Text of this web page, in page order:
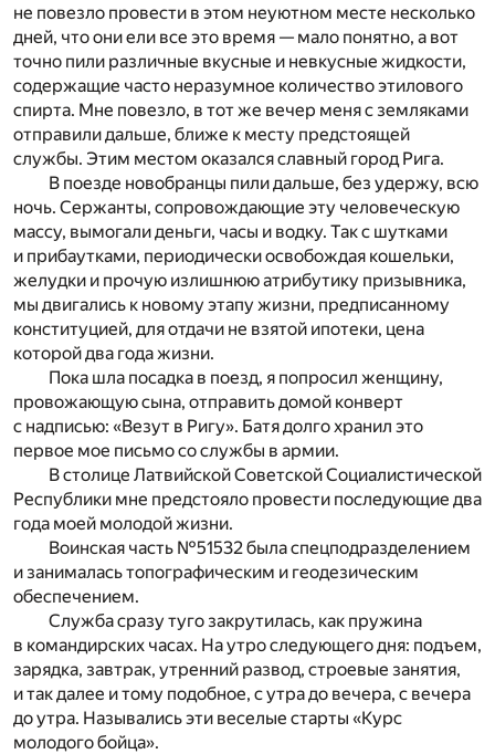
не повезло провести в этом неуютном месте несколько
дней, что они ели все это время — мало понятно, а вот
точно пили различные вкусные и невкусные жидкости,
содержащие часто неразумное количество этилового
спирта. Мне повезло, в тот же вечер меня с земляками
отправили дальше, ближе к месту предстоящей
службы. Этим местом оказался славный город Рига.
В поезде новобранцы пили дальше, без удержу, всю
ночь. Сержанты, сопровождающие эту человеческую
массу, вымогали деньги, часы и водку. Так с шутками
и прибаутками, периодически освобождая кошельки,
желудки и прочую излишнюю атрибутику призывника,
мы двигались к новому этапу жизни, предписанному
конституцией, для отдачи не взятой ипотеки, цена
которой два года жизни.
Пока шла посадка в поезд, я попросил женщину,
провожающую сына, отправить домой конверт
с надписью: «Везут в Ригу». Батя долго хранил это
первое мое письмо со службы в армии.
В столице Латвийской Советской Социалистической
Республики мне предстояло провести последующие два
года моей молодой жизни.
Воинская часть №51532 была спецподразделением
и занималась топографическим и геодезическим
обеспечением.
Служба сразу туго закрутилась, как пружина
в командирских часах. На утро следующего дня: подъем,
зарядка, завтрак, утренний развод, строевые занятия,
и так далее и тому подобное, с утра до вечера, с вечера
до утра. Назывались эти веселые старты «Курс
молодого бойца».